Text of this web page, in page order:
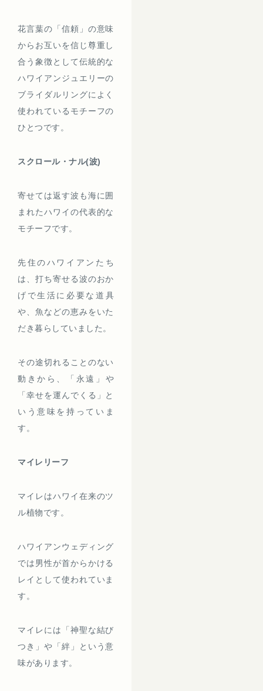
花言葉の「信頼」の意味
からお互いを信じ尊重し
合う象徴として伝統的な
ハワイアンジュエリーの
ブライダルリングによく
使われているモチーフの
ひとつです。
スクロール・ナル(波)
寄せては返す波も海に囲
まれたハワイの代表的な
モチーフです。
先住のハワイアンたち
は、打ち寄せる波のおか
げで生活に必要な道具
や、魚などの恵みをいた
だき暮らしていました。
その途切れることのない
動きから、「永遠」や
「幸せを運んでくる」と
いう意味を持っていま
す。
マイレリーフ
マイレはハワイ在来のツ
ル植物です。
ハワイアンウェディング
では男性が首からかける
レイとして使われていま
す。
マイレには「神聖な結び
つき」や「絆」という意
味があります。